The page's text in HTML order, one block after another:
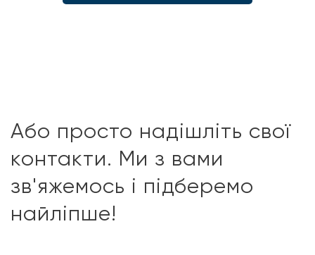
Або просто надішліть свої
контакти. Ми з вами
зв'яжемось і підберемо
найліпше!